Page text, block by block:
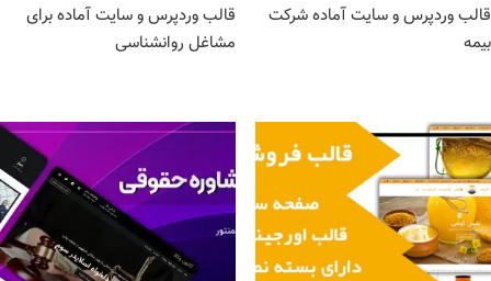
قالب وردپرس و سایت آماده شرکت
بیمه
قالب وردپرس و سایت آماده برای
مشاغل روانشناسی